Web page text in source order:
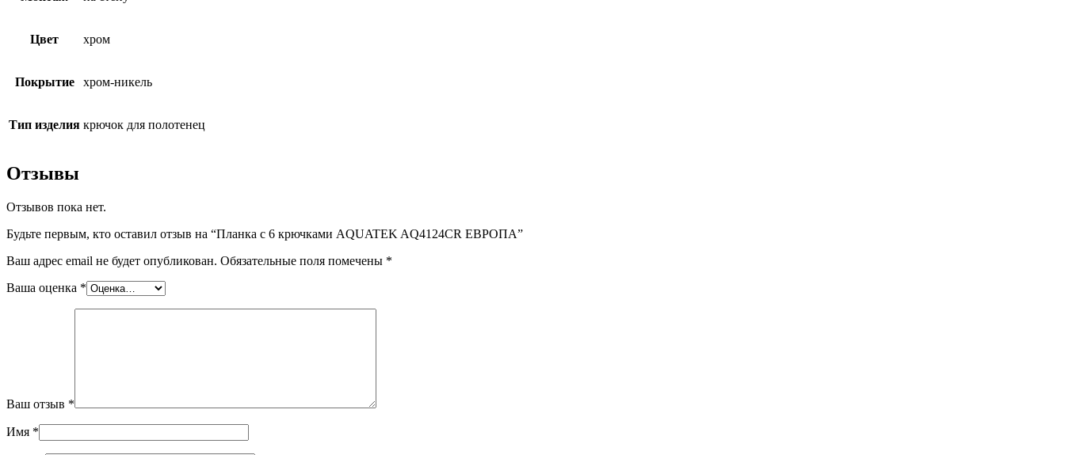
Цвет хром
Покрытие хром-никель
Тип изделия крючок для полотенец
Отзывы
Отзывов пока нет.
Будьте первым, кто оставил отзыв на “Планка с 6 крючками AQUATEK AQ4124CR ЕВРОПА”
Ваш адрес email не будет опубликован. Обязательные поля помечены *
Ваша оценка *
Ваш отзыв *
Имя *